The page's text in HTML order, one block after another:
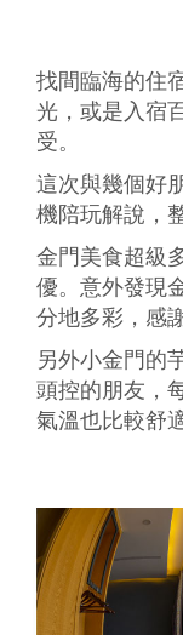
找間臨海的住
光，或是入宿
受。
這次與幾個好
機陪玩解說，
金門美食超級
優。意外發現
分地多彩，感
另外小金門的
頭控的朋友，
氣溫也比較舒